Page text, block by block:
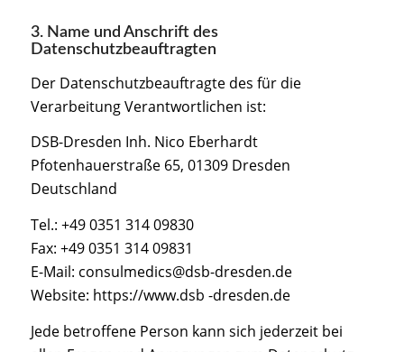
3. Name und Anschrift des
Datenschutzbeauftragten
Der Datenschutzbeauftragte des für die
Verarbeitung Verantwortlichen ist:
DSB-Dresden Inh. Nico Eberhardt
Pfotenhauerstraße 65, 01309 Dresden
Deutschland
Tel.: +49 0351 314 09830
Fax: +49 0351 314 09831
E-Mail: consulmedics@dsb-dresden.de
Website: https://www.dsb -dresden.de
Jede betroffene Person kann sich jederzeit bei